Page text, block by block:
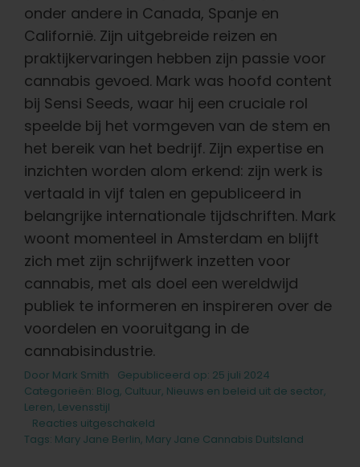
onder andere in Canada, Spanje en
Californië. Zijn uitgebreide reizen en
praktijkervaringen hebben zijn passie voor
cannabis gevoed. Mark was hoofd content
bij Sensi Seeds, waar hij een cruciale rol
speelde bij het vormgeven van de stem en
het bereik van het bedrijf. Zijn expertise en
inzichten worden alom erkend: zijn werk is
vertaald in vijf talen en gepubliceerd in
belangrijke internationale tijdschriften. Mark
woont momenteel in Amsterdam en blijft
zich met zijn schrijfwerk inzetten voor
cannabis, met als doel een wereldwijd
publiek te informeren en inspireren over de
voordelen en vooruitgang in de
cannabisindustrie.
Door Mark Smith
Gepubliceerd op: 25 juli 2024
Categorieën: Blog, Cultuur, Nieuws en beleid uit de sector,
Leren, Levensstijl
Reacties uitgeschakeldvoor
De
Tags: Mary Jane Berlin, Mary Jane Cannabis Duitsland